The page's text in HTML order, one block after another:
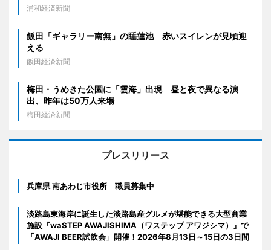
浦和経済新聞
飯田「ギャラリー南無」の睡蓮池 赤いスイレンが見頃迎
える
飯田経済新聞
梅田・うめきた公園に「雲海」出現 昼と夜で異なる演
出、昨年は50万人来場
梅田経済新聞
プレスリリース
兵庫県 南あわじ市役所 職員募集中
淡路島東海岸に誕生した淡路島産グルメが堪能できる大型商業
施設『waSTEP AWAJISHIMA（ワステップ アワジシマ）』で
「AWAJI BEER試飲会」開催！2026年8月13日～15日の3日間